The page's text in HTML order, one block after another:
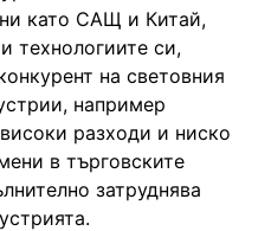
като САЩ и Китай,
технологиите си,
на световния
например
разходи и ниско
в търговските
затруднява